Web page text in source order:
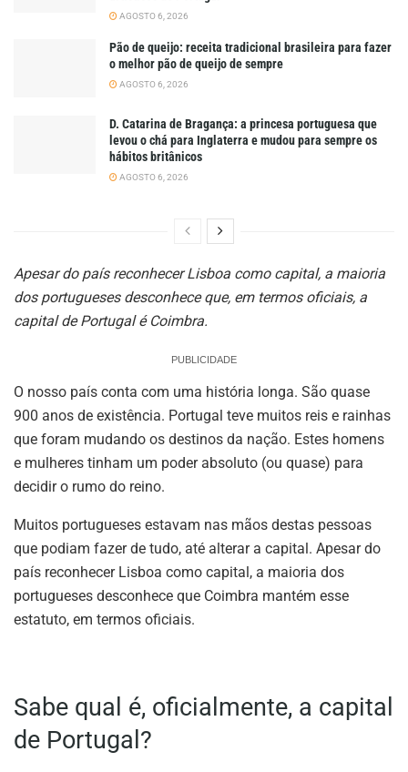
AGOSTO 6, 2026
Pão de queijo: receita tradicional brasileira para fazer
o melhor pão de queijo de sempre
AGOSTO 6, 2026
D. Catarina de Bragança: a princesa portuguesa que
levou o chá para Inglaterra e mudou para sempre os
hábitos britânicos
AGOSTO 6, 2026
Apesar do país reconhecer Lisboa como capital, a maioria
dos portugueses desconhece que, em termos oficiais, a
capital de Portugal é Coimbra.
PUBLICIDADE
O nosso país conta com uma história longa. São quase
900 anos de existência. Portugal teve muitos reis e rainhas
que foram mudando os destinos da nação. Estes homens
e mulheres tinham um poder absoluto (ou quase) para
decidir o rumo do reino.
Muitos portugueses estavam nas mãos destas pessoas
que podiam fazer de tudo, até alterar a capital. Apesar do
país reconhecer Lisboa como capital, a maioria dos
portugueses desconhece que Coimbra mantém esse
estatuto, em termos oficiais.
Sabe qual é, oficialmente, a capital
de Portugal?